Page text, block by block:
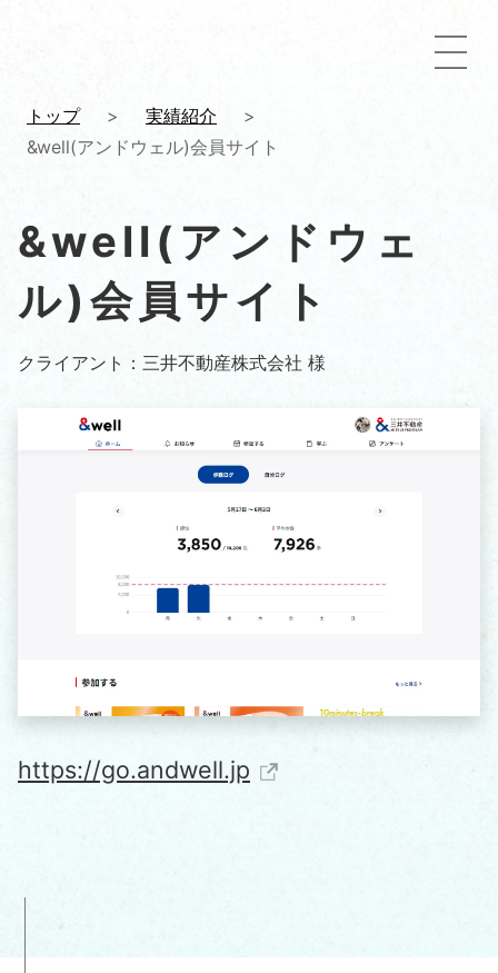
トップ > 実績紹介
>
&well(アンドウェル)会員サイト
&well(アンドウェ
ル)会員サイト
クライアント：三井不動産株式会社 様
https://go.andwell.jp